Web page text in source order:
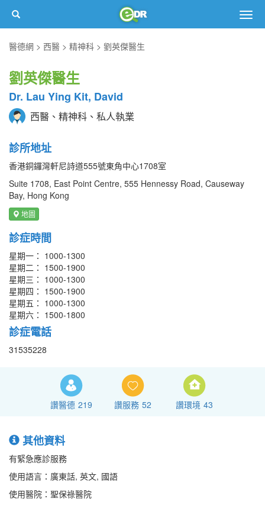
醫德網
西醫 精神科 劉英傑醫生
劉英傑醫生
Dr. Lau Ying Kit, David
西醫、精神科、私人執業
診所地址
香港銅鑼灣軒尼詩道555號東角中心1708室
Suite 1708, East Point Centre, 555 Hennessy Road, Causeway
Bay, Hong Kong
地圖
診症時間
星期一： 1000-1300
星期二： 1500-1900
星期三： 1000-1300
星期四： 1500-1900
星期五： 1000-1300
星期六： 1500-1800
診症電話
31535228
讚醫德 219 讚服務 52 讚環境 43
其他資料
有緊急應診服務
使用語言：廣東話, 英文, 國語
使用醫院：聖保祿醫院